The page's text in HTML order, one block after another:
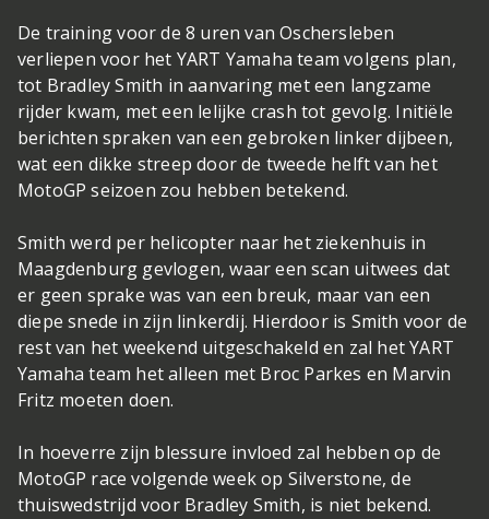
De training voor de 8 uren van Oschersleben
verliepen voor het YART Yamaha team volgens plan,
tot Bradley Smith in aanvaring met een langzame
rijder kwam, met een lelijke crash tot gevolg. Initiële
berichten spraken van een gebroken linker dijbeen,
wat een dikke streep door de tweede helft van het
MotoGP seizoen zou hebben betekend.
Smith werd per helicopter naar het ziekenhuis in
Maagdenburg gevlogen, waar een scan uitwees dat
er geen sprake was van een breuk, maar van een
diepe snede in zijn linkerdij. Hierdoor is Smith voor de
rest van het weekend uitgeschakeld en zal het YART
Yamaha team het alleen met Broc Parkes en Marvin
Fritz moeten doen.
In hoeverre zijn blessure invloed zal hebben op de
MotoGP race volgende week op Silverstone, de
thuiswedstrijd voor Bradley Smith, is niet bekend.